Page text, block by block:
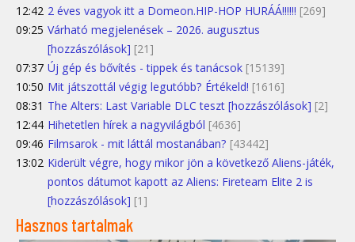
12:42 2 éves vagyok itt a Domeon.HIP-HOP HURÁÁ!!!!!! [269]
09:25 Várható megjelenések – 2026. augusztus
[hozzászólások] [21]
07:37 Új gép és bővítés - tippek és tanácsok [15139]
10:50 Mit játszottál végig legutóbb? Értékeld! [1616]
08:31 The Alters: Last Variable DLC teszt [hozzászólások] [2]
12:44 Hihetetlen hírek a nagyvilágból [4636]
09:46 Filmsarok - mit láttál mostanában? [43442]
13:02 Kiderült végre, hogy mikor jön a következő Aliens-játék,
pontos dátumot kapott az Aliens: Fireteam Elite 2 is
[hozzászólások] [1]
Hasznos tartalmak